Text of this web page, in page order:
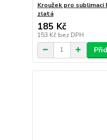
Kroužek pro sublimaci
zlatá
185 Kč
153 Kč bez DPH